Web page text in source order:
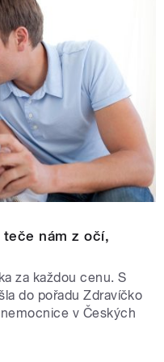
teče nám z očí,
za každou cenu. S
do pořadu Zdravíčko
v Českých